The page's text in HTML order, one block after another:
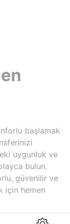
başlamak
uygunluk ve
bulun.
güvenilir ve
için hemen